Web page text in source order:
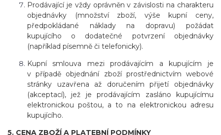
Prodávající je vždy oprávněn v závislosti na charakteru
objednávky (množství zboží, výše kupní ceny,
předpokládané náklady na dopravu) požádat
kupujícího o dodatečné potvrzení objednávky
(například písemně či telefonicky).
Kupní smlouva mezi prodávajícím a kupujícím je
v případě objednání zboží prostřednictvím webové
stránky uzavřena až doručením přijetí objednávky
(akceptací), jež je prodávajícím zasláno kupujícímu
elektronickou poštou, a to na elektronickou adresu
kupujícího.
5. CENA ZBOŽÍ A PLATEBNÍ PODMÍNKY